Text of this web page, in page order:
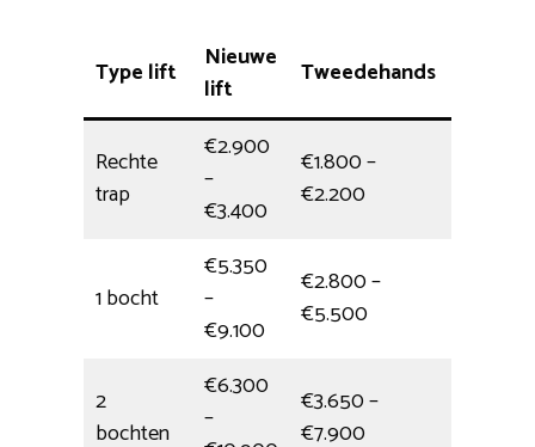
Type lift
Nieuwe
lift
Tweedehands
Rechte
trap
€2.900
–
€3.400
€1.800 –
€2.200
1 bocht
€5.350
–
€9.100
€2.800 –
€5.500
2
bochten
€6.300
–
€3.650 –
€7.900